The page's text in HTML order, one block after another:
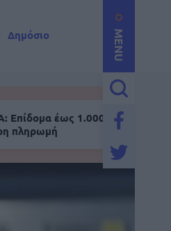
MENU
Δημόσιο
Επίδομα έως 1.000 ευρώ -
πληρωμή